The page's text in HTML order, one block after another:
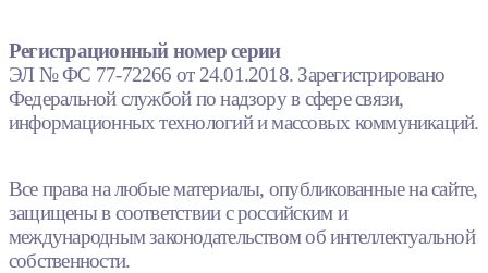
Регистрационный номер серии
ЭЛ № ФС 77-72266 от 24.01.2018. Зарегистрировано
Федеральной службой по надзору в сфере связи,
информационных технологий и массовых коммуникаций.
Все права на любые материалы, опубликованные на сайте,
защищены в соответствии с российским и
международным законодательством об интеллектуальной
собственности.